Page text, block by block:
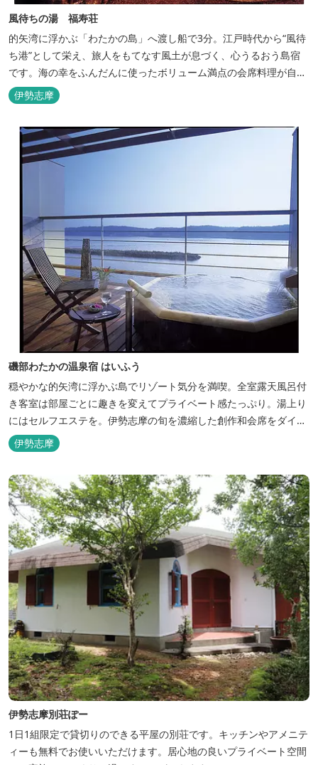
風待ちの湯 福寿荘
的矢湾に浮かぶ「わたかの島」へ渡し船で3分。江戸時代から“風待
ち港”として栄え、旅人をもてなす風土が息づく、心うるおう島宿
です。海の幸をふんだんに使ったボリューム満点の会席料理が自
慢。肌にやさしい天然の療養泉が満喫できるお風呂は、伊勢志摩最
大級の庭園露天風呂です。
伊勢志摩
磯部わたかの温泉宿 はいふう
穏やかな的矢湾に浮かぶ島でリゾート気分を満喫。全室露天風呂付
き客室は部屋ごとに趣きを変えてプライベート感たっぷり。湯上り
にはセルフエステを。伊勢志摩の旬を濃縮した創作和会席をダイニ
ングで。
伊勢志摩
伊勢志摩別荘ぽー
1日1組限定で貸切りのできる平屋の別荘です。キッチンやアメニテ
ィーも無料でお使いいただけます。居心地の良いプライベート空間